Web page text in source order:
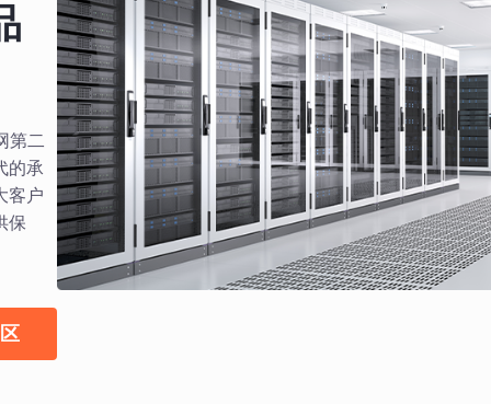
第二
的承
客户
保